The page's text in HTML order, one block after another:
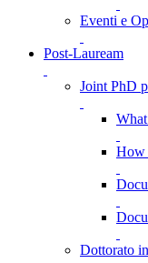
Eventi e
Post-Lauream
Joint PhD
How
Dottorato